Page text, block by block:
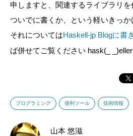
申しますと、関連するライブラリ
ついでに書くか、という軽いきっか
それについてはHaskell-jp Blogに書
ば併せてご覧ください hask(_ _)eller
プログラミング 便利ツール 技術情報
山本 悠滋